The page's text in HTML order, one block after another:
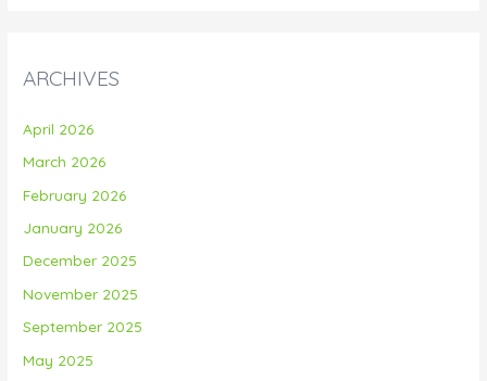
ARCHIVES
April 2026
March 2026
February 2026
January 2026
December 2025
November 2025
September 2025
May 2025